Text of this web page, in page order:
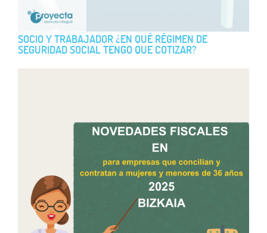
SOCIO Y TRABAJADOR ¿EN QUÉ RÉGIMEN DE
SEGURIDAD SOCIAL TENGO QUE COTIZAR?